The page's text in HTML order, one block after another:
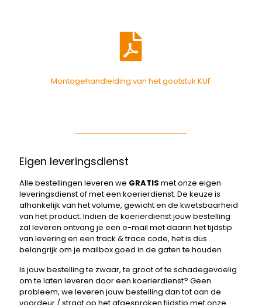
Montagehandleiding van het gootstuk KUF
Eigen leveringsdienst
Alle bestellingen leveren we GRATIS met onze eigen
leveringsdienst of met een koerierdienst. De keuze is
afhankelijk van het volume, gewicht en de kwetsbaarheid
van het product. Indien de koerierdienst jouw bestelling
zal leveren ontvang je een e-mail met daarin het tijdstip
van levering en een track & trace code, het is dus
belangrijk om je mailbox goed in de gaten te houden.
Is jouw bestelling te zwaar, te groot of te schadegevoelig
om te laten leveren door een koerierdienst? Geen
probleem, we leveren jouw bestelling dan tot aan de
voordeur / straat op het afgesproken tijdstip met onze